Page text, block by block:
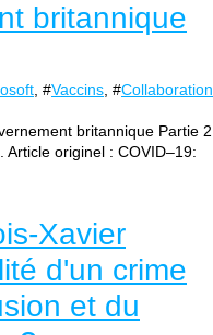
britannique
, #Vaccins , #Collaboration
britannique Partie 2
originel : COVID–19:
Xavier
d'un crime
et du